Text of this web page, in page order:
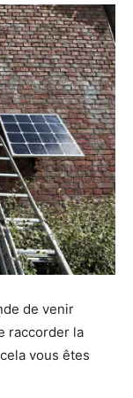
de venir
raccorder la
vous êtes